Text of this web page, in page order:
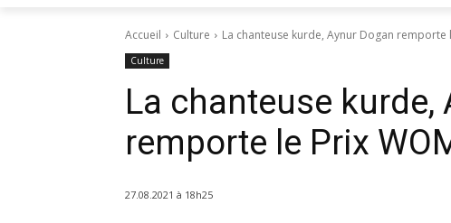
Accueil Culture La chanteuse kurde, Aynur Dogan remporte
Culture
La chanteuse kurde,
remporte le Prix
27.08.2021 à 18h25